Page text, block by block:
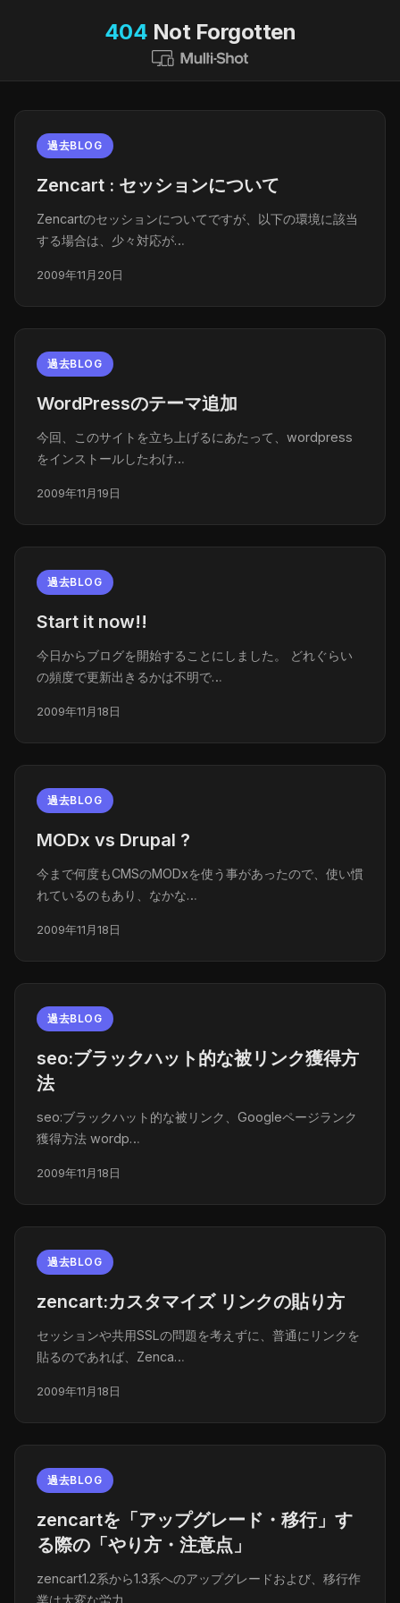
404 Not Forgotten
過去BLOG
Zencart : セッションについて
Zencartのセッションについてですが、以下の環境に該当
する場合は、少々対応が…
2009年11月20日
過去BLOG
WordPressのテーマ追加
今回、このサイトを立ち上げるにあたって、wordpress
をインストールしたわけ…
2009年11月19日
過去BLOG
Start it now!!
今日からブログを開始することにしました。 どれぐらい
の頻度で更新出きるかは不明で…
2009年11月18日
過去BLOG
MODx vs Drupal ?
今まで何度もCMSのMODxを使う事があったので、使い慣
れているのもあり、なかな…
2009年11月18日
過去BLOG
seo:ブラックハット的な被リンク獲得方
法
seo:ブラックハット的な被リンク、Googleページランク
獲得方法 wordp…
2009年11月18日
過去BLOG
zencart:カスタマイズ リンクの貼り方
セッションや共用SSLの問題を考えずに、普通にリンクを
貼るのであれば、Zenca…
2009年11月18日
過去BLOG
zencartを「アップグレード・移行」す
る際の「やり方・注意点」
zencart1.2系から1.3系へのアップグレードおよび、移行作
業は大変な労力…